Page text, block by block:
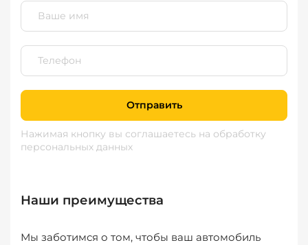
Отправить
Нажимая кнопку вы соглашаетесь на обработку
персональных данных
Наши преимущества
Мы заботимся о том, чтобы ваш автомобиль